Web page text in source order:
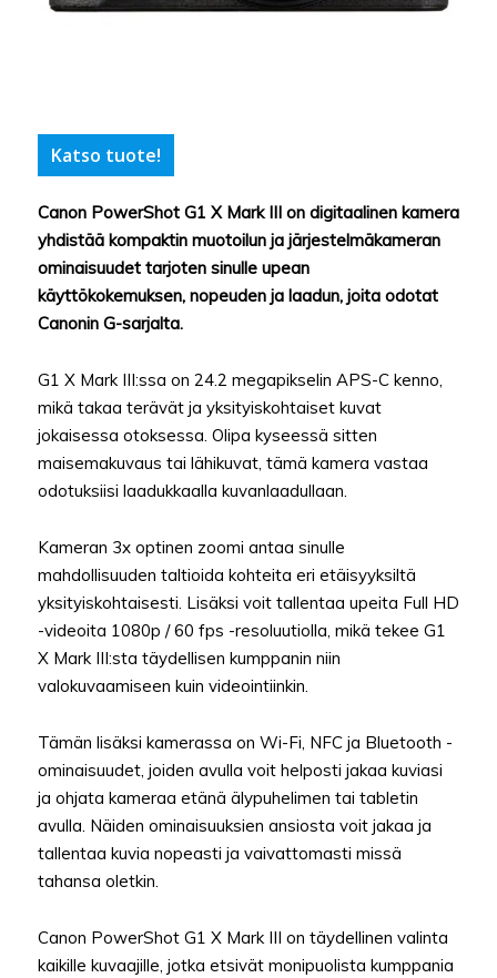
Katso tuote!
Canon PowerShot G1 X Mark III on digitaalinen kamera
yhdistää kompaktin muotoilun ja järjestelmäkameran
ominaisuudet tarjoten sinulle upean
käyttökokemuksen, nopeuden ja laadun, joita odotat
Canonin G-sarjalta.
G1 X Mark III:ssa on 24.2 megapikselin APS-C kenno,
mikä takaa terävät ja yksityiskohtaiset kuvat
jokaisessa otoksessa. Olipa kyseessä sitten
maisemakuvaus tai lähikuvat, tämä kamera vastaa
odotuksiisi laadukkaalla kuvanlaadullaan.
Kameran 3x optinen zoomi antaa sinulle
mahdollisuuden taltioida kohteita eri etäisyyksiltä
yksityiskohtaisesti. Lisäksi voit tallentaa upeita Full HD
-videoita 1080p / 60 fps -resoluutiolla, mikä tekee G1
X Mark III:sta täydellisen kumppanin niin
valokuvaamiseen kuin videointiinkin.
Tämän lisäksi kamerassa on Wi-Fi, NFC ja Bluetooth -
ominaisuudet, joiden avulla voit helposti jakaa kuviasi
ja ohjata kameraa etänä älypuhelimen tai tabletin
avulla. Näiden ominaisuuksien ansiosta voit jakaa ja
tallentaa kuvia nopeasti ja vaivattomasti missä
tahansa oletkin.
Canon PowerShot G1 X Mark III on täydellinen valinta
kaikille kuvaajille, jotka etsivät monipuolista kumppania